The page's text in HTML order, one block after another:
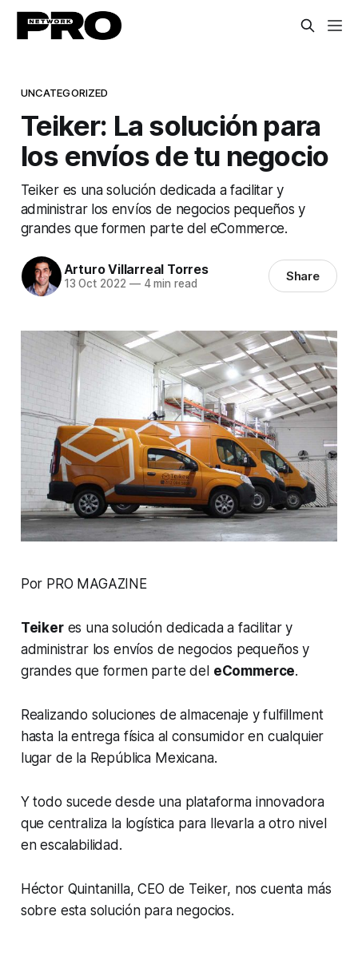
UNCATEGORIZED
Teiker: La solución para
los envíos de tu negocio
Teiker es una solución dedicada a facilitar y
administrar los envíos de negocios pequeños y
grandes que formen parte del eCommerce.
Arturo Villarreal Torres
13 Oct 2022 —4 min read Share
Por PRO MAGAZINE
Teikeres una solución dedicada a facilitar y
administrar los envíos de negocios pequeños y
grandes que formen parte del eCommerce.
Realizando soluciones de almacenaje y fulfillment
hasta la entrega física al consumidor en cualquier
lugar de la República Mexicana.
Y todo sucede desde una plataforma innovadora
que centraliza la logística para llevarla a otro nivel
en escalabilidad.
Héctor Quintanilla, CEO de Teiker, nos cuenta más
sobre esta solución para negocios.